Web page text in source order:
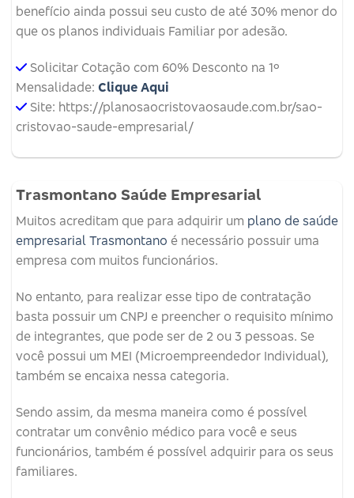
benefício ainda possui seu custo de até 30% menor do
que os planos individuais Familiar por adesão.
Solicitar Cotação com 60% Desconto na 1º
Mensalidade: Clique Aqui
Site: https://planosaocristovaosaude.com.br/sao-
cristovao-saude-empresarial/
Trasmontano Saúde Empresarial
Muitos acreditam que para adquirir um plano de saúde
empresarial Trasmontano é necessário possuir uma
empresa com muitos funcionários.
No entanto, para realizar esse tipo de contratação
basta possuir um CNPJ e preencher o requisito mínimo
de integrantes, que pode ser de 2 ou 3 pessoas. Se
você possui um MEI (Microempreendedor Individual),
também se encaixa nessa categoria.
Sendo assim, da mesma maneira como é possível
contratar um convênio médico para você e seus
funcionários, também é possível adquirir para os seus
familiares.